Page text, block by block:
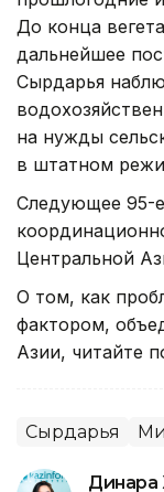
До конца
дальнейшее
Сырдарья
на нужды
в штатном
Следующее 95-
Центральной
О том, как
фактором,
Азии, читайте
Сырдарья
Динара